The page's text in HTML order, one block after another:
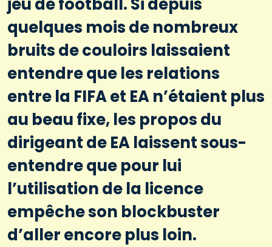
jeu de football. Si depuis
quelques mois de nombreux
bruits de couloirs laissaient
entendre que les relations
entre la FIFA et EA n’étaient plus
au beau fixe, les propos du
dirigeant de EA laissent sous-
entendre que pour lui
l’utilisation de la licence
empêche son blockbuster
d’aller encore plus loin.